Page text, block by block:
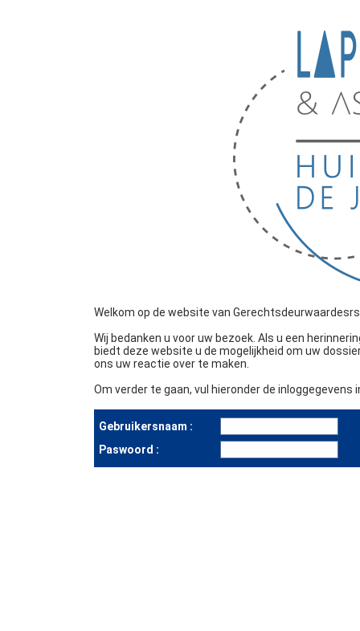
Welkom op de website van
Wij bedanken u voor uw bezoek. Als u een
biedt deze website u de mogelijkheid om uw
ons uw reactie over te maken.
Om verder te gaan, vul hieronder de
Gebruikersnaam :
Paswoord :